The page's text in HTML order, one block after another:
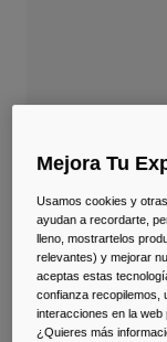
Ver todo
Mejora Tu
Usamos cookies y
ayudan a recordarte,
lleno, mostrartelos
relevantes) y mejorar
aceptas estas
confianza recopilemos,
interacciones en la web
¿Quieres más